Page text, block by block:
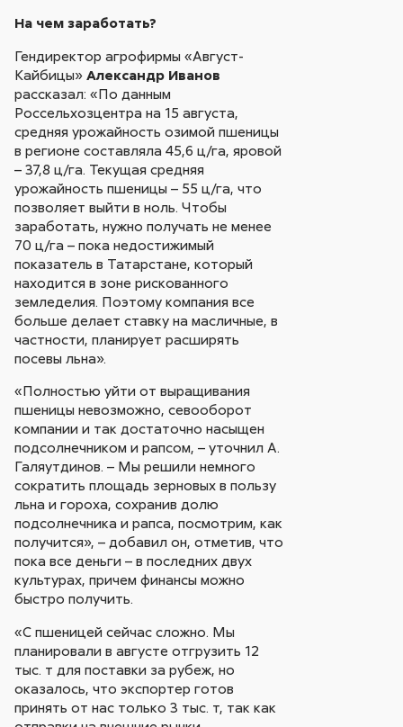
На чем заработать?
Гендиректор агрофирмы «Август-
Кайбицы»Александр Иванов
рассказал: «По данным
Россельхозцентра на 15 августа,
средняя урожайность озимой пшеницы
в регионе составляла 45,6 ц/га, яровой
– 37,8 ц/га. Текущая средняя
урожайность пшеницы – 55 ц/га, что
позволяет выйти в ноль. Чтобы
заработать, нужно получать не менее
70 ц/га – пока недостижимый
показатель в Татарстане, который
находится в зоне рискованного
земледелия. Поэтому компания все
больше делает ставку на масличные, в
частности, планирует расширять
посевы льна».
«Полностью уйти от выращивания
пшеницы невозможно, севооборот
компании и так достаточно насыщен
подсолнечником и рапсом, – уточнил А.
Галяутдинов. – Мы решили немного
сократить площадь зерновых в пользу
льна и гороха, сохранив долю
подсолнечника и рапса, посмотрим, как
получится», – добавил он, отметив, что
пока все деньги – в последних двух
культурах, причем финансы можно
быстро получить.
«С пшеницей сейчас сложно. Мы
планировали в августе отгрузить 12
тыс. т для поставки за рубеж, но
оказалось, что экспортер готов
принять от нас только 3 тыс. т, так как